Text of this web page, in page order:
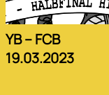
YB – FCB
19.03.2023